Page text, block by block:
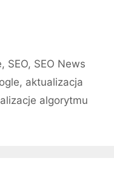
, SEO, SEO News
, aktualizacja
algorytmu